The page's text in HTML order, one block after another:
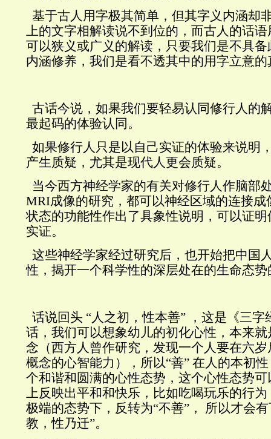
基于古人用字极其简单，但其字义内涵却
上的文字相解读说不到位的，而古人的话
可以狭义或广义的解读，只要我们是不具
内涵修养，我们是看不透其中的用字立意
古话今说，如果我们要轻易认同修行人的
最起码的体验认同。
如果修行人只是以自己实证的体验来说明
产生质疑，尤其是现代人更会质疑。
当今西方神经学家的有关对修行人作脑部
MRI成像的研究，都可以神经区域的连接
状态的功能性作出了具象性说明，可以证
实证。
这些神经学家经过研究后，也开始把中国
性，揭开一个科学性的深层处在的生命态势
话说回头 “人之初，性本善” ，这是《三
话，我们可以想象幼儿的初化心性，本来
念（西方人曾作研究，发现一个人要在六
概念的心智能力），所以“善” 在人的本初
个和谐和圆满的心性态势，这个心性态势
上反映出平和和快乐，比如吃喝玩乐的行
极端的态势下，反转为“不善”，
所以才会
教，性乃迁”。